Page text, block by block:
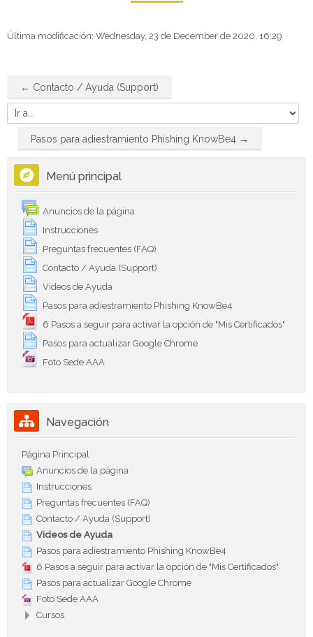
Última modificación: Wednesday, 23 de December de 2020, 16:29
← Contacto / Ayuda (Support)
Ir a...
Pasos para adiestramiento Phishing KnowBe4 →
Salta Menú principal
Menú principal
Anuncios de la página
Instrucciones
Preguntas frecuentes (FAQ)
Contacto / Ayuda (Support)
Videos de Ayuda
Pasos para adiestramiento Phishing KnowBe4
6 Pasos a seguir para activar la opción de "Mis Certificados"
Pasos para actualizar Google Chrome
Foto Sede AAA
Salta Navegación
Navegación
Página Principal
Anuncios de la página
Instrucciones
Preguntas frecuentes (FAQ)
Contacto / Ayuda (Support)
Videos de Ayuda
Pasos para adiestramiento Phishing KnowBe4
6 Pasos a seguir para activar la opción de "Mis Certificados"
Pasos para actualizar Google Chrome
Foto Sede AAA
Cursos